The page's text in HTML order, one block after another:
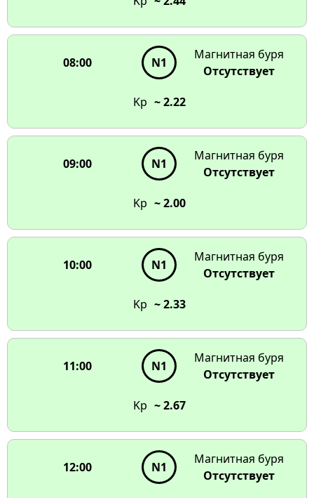
08:00 N1
Магнитная буря
Отсутствует
Kp ~ 2.22
09:00 N1
Магнитная буря
Отсутствует
Kp ~ 2.00
10:00 N1
Магнитная буря
Отсутствует
Kp ~ 2.33
11:00 N1
Магнитная буря
Отсутствует
Kp ~ 2.67
12:00 N1
Магнитная буря
Отсутствует